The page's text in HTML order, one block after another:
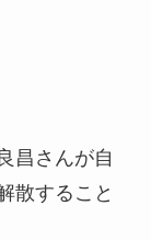
昌さんが自
散すること